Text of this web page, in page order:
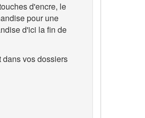
d'encre, le
pour une
d'ici la fin de
dans vos dossiers